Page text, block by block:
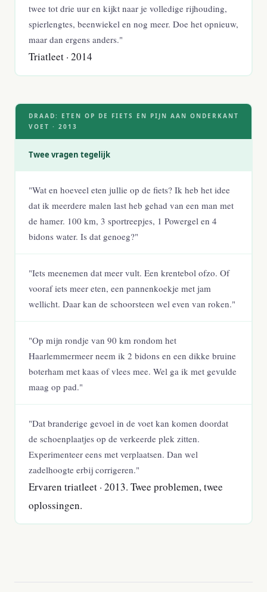
twee tot drie uur en kijkt naar je volledige rijhouding,
spierlengtes, beenwiekel en nog meer. Doe het opnieuw,
maar dan ergens anders."
Triatleet · 2014
DRAAD: ETEN OP DE FIETS EN PIJN AAN ONDERKANT
VOET · 2013
Twee vragen tegelijk
"Wat en hoeveel eten jullie op de fiets? Ik heb het idee
dat ik meerdere malen last heb gehad van een man met
de hamer. 100 km, 3 sportreepjes, 1 Powergel en 4
bidons water. Is dat genoeg?"
"Iets meenemen dat meer vult. Een krentebol ofzo. Of
vooraf iets meer eten, een pannenkoekje met jam
wellicht. Daar kan de schoorsteen wel even van roken."
"Op mijn rondje van 90 km rondom het
Haarlemmermeer neem ik 2 bidons en een dikke bruine
boterham met kaas of vlees mee. Wel ga ik met gevulde
maag op pad."
"Dat branderige gevoel in de voet kan komen doordat
de schoenplaatjes op de verkeerde plek zitten.
Experimenteer eens met verplaatsen. Dan wel
zadelhoogte erbij corrigeren."
Ervaren triatleet · 2013. Twee problemen, twee
oplossingen.